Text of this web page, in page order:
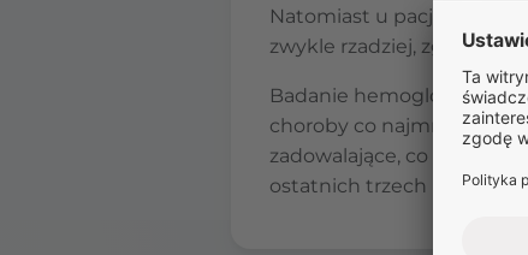
Natomiast u pacjentów z
zwykle rzadziej, zgodnie z
Badanie hemoglobiny
choroby co najmniej dwa
zadowalające, co trzy
ostatnich trzech miesięcy,